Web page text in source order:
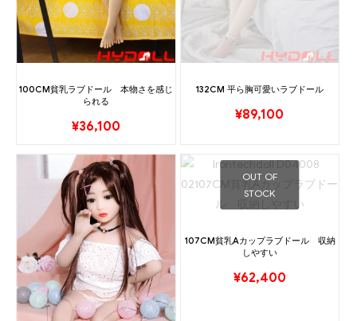
100CM貧乳ラブドール 本物さを感じ
られる
¥36,100
132CM 平ら胸可愛いラブドール
¥89,100
OUT OF
STOCK
107CM貧乳Aカップラブドール 収納
しやすい
¥62,400